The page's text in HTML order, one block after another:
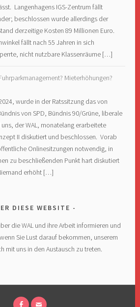
Langenhagens IGS-Zentrum fällt
beschlossen wurde allerdings der
derzeitige Kosten 89 Millionen Euro.
fällt nach 55 Jahren in sich
nicht nutzbare Klassenräume […]
Mieterhöhungen?
wurde in der Ratssitzung das von
von SPD, Bündnis 90/Grüne, liberale
der WAL, monatelang erarbeitete
II diskutiert und beschlossen. Vorab
Onlinesitzungen notwendig, in
zu beschließenden Punkt hart diskutiert
erhöht […]
DIESE WEBSITE
die WAL und ihre Arbeit informieren und
Sie Lust darauf bekommen, unserem
mit uns in den Austausch zu treten.